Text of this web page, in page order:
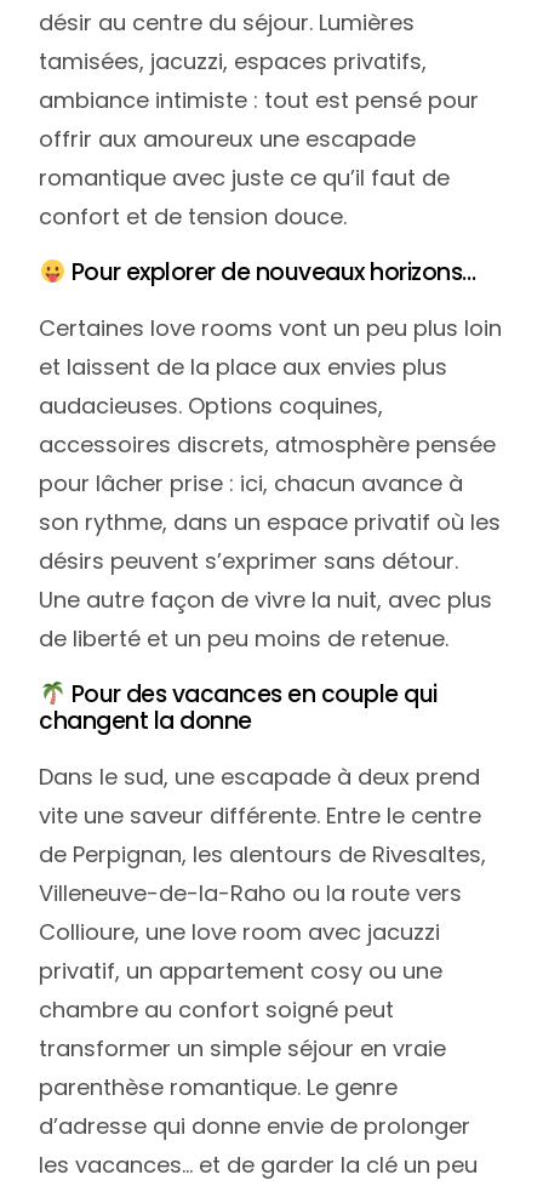
désir au centre du séjour. Lumières
tamisées, jacuzzi, espaces privatifs,
ambiance intimiste : tout est pensé pour
offrir aux amoureux une escapade
romantique avec juste ce qu’il faut de
confort et de tension douce.
Pour explorer de nouveaux horizons…
Certaines love rooms vont un peu plus loin
et laissent de la place aux envies plus
audacieuses. Options coquines,
accessoires discrets, atmosphère pensée
pour lâcher prise : ici, chacun avance à
son rythme, dans un espace privatif où les
désirs peuvent s’exprimer sans détour.
Une autre façon de vivre la nuit, avec plus
de liberté et un peu moins de retenue.
Pour des vacances en couple qui
changent la donne
Dans le sud, une escapade à deux prend
vite une saveur différente. Entre le centre
de Perpignan, les alentours de Rivesaltes,
Villeneuve-de-la-Raho ou la route vers
Collioure, une love room avec jacuzzi
privatif, un appartement cosy ou une
chambre au confort soigné peut
transformer un simple séjour en vraie
parenthèse romantique. Le genre
d’adresse qui donne envie de prolonger
les vacances… et de garder la clé un peu